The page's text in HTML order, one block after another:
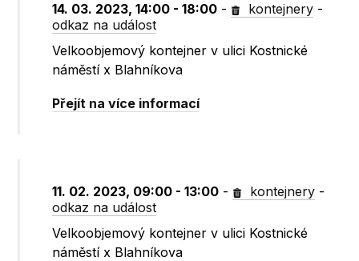
14. 03. 2023, 14:00 - 18:00 - kontejnery -
odkaz na událost
Velkoobjemový kontejner v ulici Kostnické
náměstí x Blahníkova
Přejít na více informací
11. 02. 2023, 09:00 - 13:00 - kontejnery -
odkaz na událost
Velkoobjemový kontejner v ulici Kostnické
náměstí x Blahníkova